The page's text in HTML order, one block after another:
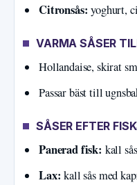
Citronsås: yoghurt,
VARMA SÅSER
Hollandaise, skirat
Passar bäst till
SÅSER EFTER
Panerad fisk: kall
Lax: kall sås med